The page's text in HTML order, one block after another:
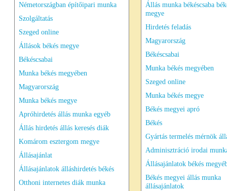
Németországban építőipari munka
Szolgáltatás
Szeged online
Állások békés megye
Békéscsabai
Munka békés megyében
Magyarország
Munka békés megye
Apróhirdetés állás munka egyéb
Állás hirdetés állás keresés diák
Komárom esztergom megye
Állásajánlat
Állásajánlatok álláshirdetés békés
Otthoni internetes diák munka
Állás munka békéscsaba
megye
Hirdetés feladás
Magyarország
Békéscsabai
Munka békés megyében
Szeged online
Munka békés megye
Békés megyei apró
Békés
Gyártás termelés mérnök
Adminisztráció irodai
Állásajánlatok békés
Békés megyei állás munka
állásajánlatok